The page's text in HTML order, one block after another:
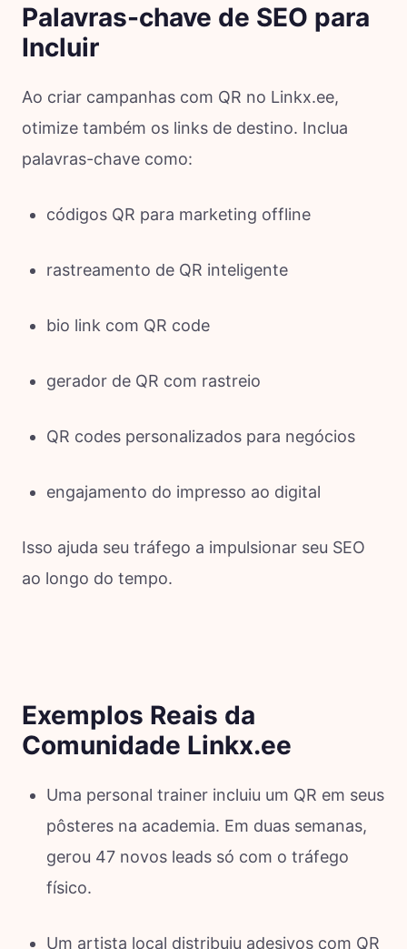
Palavras-chave de SEO para
Incluir
Ao criar campanhas com QR no Linkx.ee,
otimize também os links de destino. Inclua
palavras-chave como:
códigos QR para marketing offline
rastreamento de QR inteligente
bio link com QR code
gerador de QR com rastreio
QR codes personalizados para negócios
engajamento do impresso ao digital
Isso ajuda seu tráfego a impulsionar seu SEO
ao longo do tempo.
Exemplos Reais da
Comunidade Linkx.ee
Uma personal trainer incluiu um QR em seus
pôsteres na academia. Em duas semanas,
gerou 47 novos leads só com o tráfego
físico.
Um artista local distribuiu adesivos com QR